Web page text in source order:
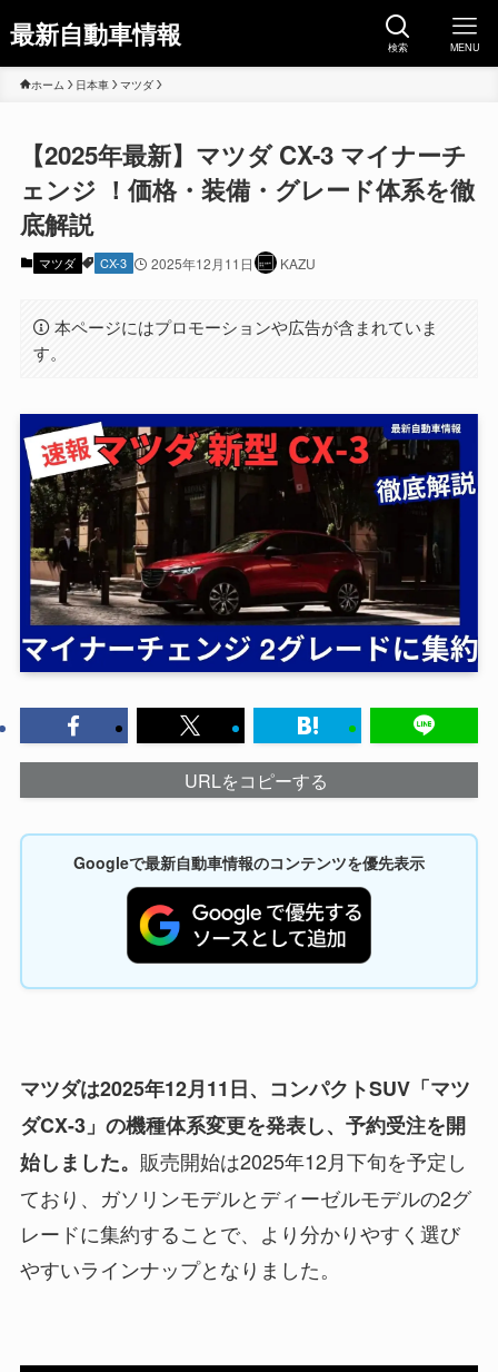
最新自動車情報 検索 MENU
ホーム 日本車 マツダ
【2025年最新】マツダ CX-3 マイナーチ
ェンジ ！価格・装備・グレード体系を徹
底解説
マツダ CX-3 2025年12月11日 KAZU
本ページにはプロモーションや広告が含まれていま
す。
URLをコピーする
Googleで最新自動車情報のコンテンツを優先表示
マツダは2025年12月11日、コンパクトSUV「マツ
ダCX-3」の機種体系変更を発表し、予約受注を開
始しました。 販売開始は2025年12月下旬を予定し
ており、ガソリンモデルとディーゼルモデルの2グ
レードに集約することで、より分かりやすく選び
やすいラインナップとなりました。